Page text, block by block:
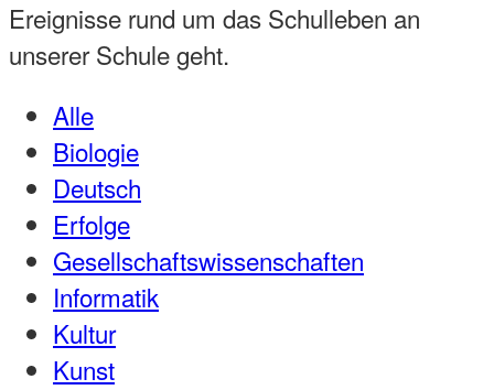
Ereignisse rund um das Schulleben an
unserer Schule geht.
Alle
Biologie
Deutsch
Erfolge
Gesellschaftswissenschaften
Informatik
Kultur
Kunst